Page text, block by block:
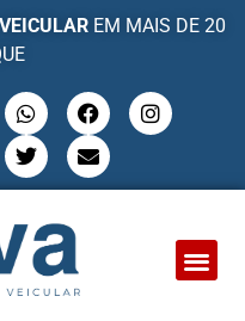
EM MAIS DE 20